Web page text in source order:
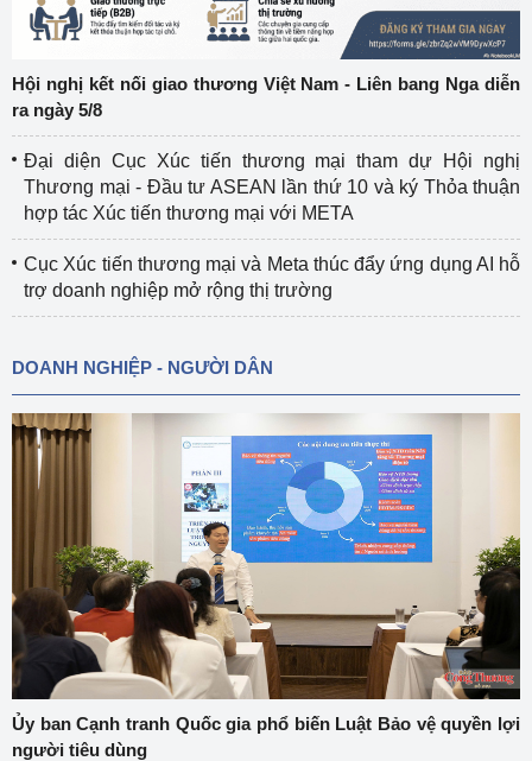
Hội nghị kết nối giao thương Việt Nam - Liên bang Nga diễn
ra ngày 5/8
Đại diện Cục Xúc tiến thương mại tham dự Hội nghị
Thương mại - Đầu tư ASEAN lần thứ 10 và ký Thỏa thuận
hợp tác Xúc tiến thương mại với META
Cục Xúc tiến thương mại và Meta thúc đẩy ứng dụng AI hỗ
trợ doanh nghiệp mở rộng thị trường
DOANH NGHIỆP - NGƯỜI DÂN
Ủy ban Cạnh tranh Quốc gia phổ biến Luật Bảo vệ quyền lợi
người tiêu dùng